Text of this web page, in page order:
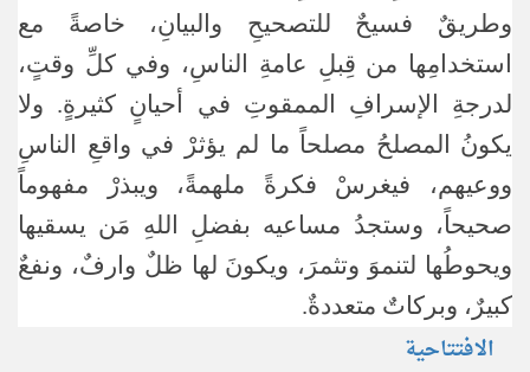
وطريقٌ فسيحٌ للتصحيحِ والبيانِ، خاصةً مع
استخدامِها من قِبلِ عامةِ الناسِ، وفي كلِّ وقتٍ،
لدرجةِ الإسرافِ الممقوتِ في أحيانٍ كثيرةٍ. ولا
يكونُ المصلحُ مصلحاً ما لم يؤثرْ في واقعِ الناسِ
ووعيهم، فيغرسْ فكرةً ملهمةً، ويبذرْ مفهوماً
صحيحاً، وستجدُ مساعيه بفضلِ اللهِ مَن يسقيها
ويحوطُها لتنموَ وتثمرَ، ويكونَ لها ظلٌ وارفٌ، ونفعٌ
كبيرٌ، وبركاتٌ متعددةٌ.
الافتتاحية